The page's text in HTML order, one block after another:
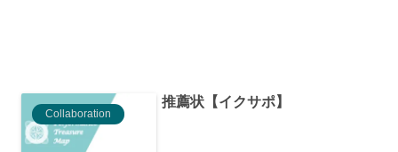
Collaboration
推薦状【イクサポ】